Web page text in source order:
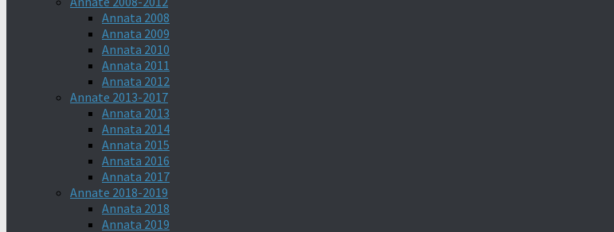
Annata 2008
Annata 2009
Annata 2010
Annata 2011
Annata 2012
Annate 2013-2017
Annata 2013
Annata 2014
Annata 2015
Annata 2016
Annata 2017
Annate 2018-2019
Annata 2018
Annata 2019